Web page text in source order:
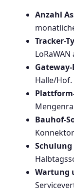
Anzahl
Tracker-
Halle/Hof.
Bauhof-
Schulung
Wartung